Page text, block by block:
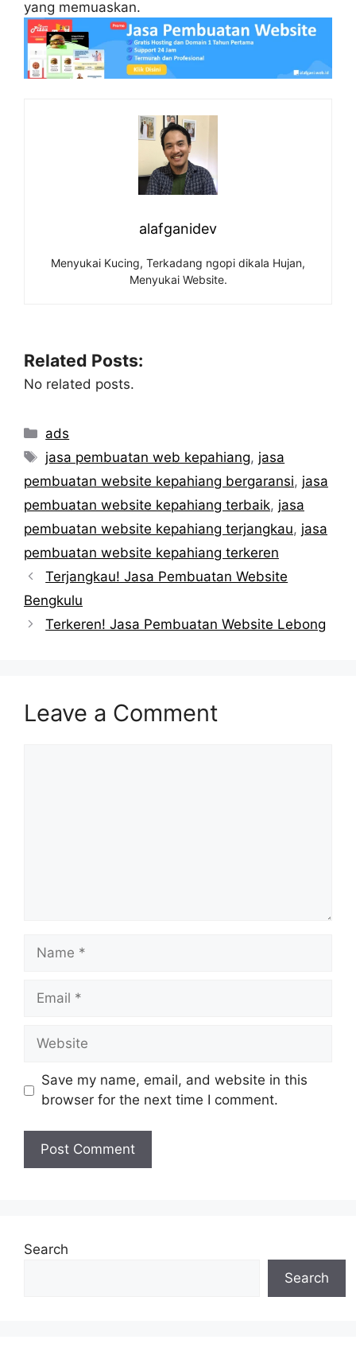
yang memuaskan.
alafganidev
Menyukai Kucing, Terkadang ngopi dikala Hujan,
Menyukai Website.
Related Posts:
No related posts.
Categories
ads
Tags
jasa pembuatan web kepahiang, jasa
pembuatan website kepahiang bergaransi, jasa
pembuatan website kepahiang terbaik, jasa
pembuatan website kepahiang terjangkau, jasa
pembuatan website kepahiang terkeren
Terjangkau! Jasa Pembuatan Website
Bengkulu
Terkeren! Jasa Pembuatan Website Lebong
Leave a Comment
Name
Email
Website
Save my name, email, and website in this
browser for the next time I comment.
Search
Search